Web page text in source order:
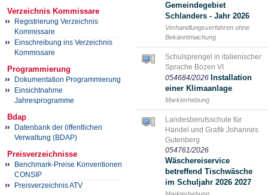
Verzeichnis Kommissare
Registrierung Verzeichnis
Kommissare
Einschreibung ins Verzeichnis
Kommissare
Programmierung
Dokumentation Programmierung
Einsichtnahme
Jahresprogramme
Bdap
Datenbank der öffentlichen
Verwaltung (BDAP)
Preisverzeichnisse
Benchmark-Preise Konventionen
CONSIP
Preisverzeichnis ATV
Gemeindegebiet
Schlanders - Jahr 2026
Verhandlungsverfahren ohne
Bekanntmachung
Schulsprengel in italienischer
Sprache Bozen VI
054684/2026 Installation
einer Klimaanlage
Markterhebung
Landesberufsschule für
Handel und Grafik Johannes
Gutenberg
054761/2026
Wäschereiservice
betreffend Tischwäsche
im Schuljahr 2026 2027